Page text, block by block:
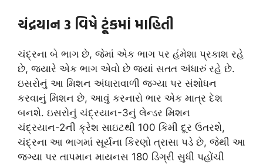
ચંદ્રયાન 3 વિષે ટૂંકમાં માહિતી
ચંદ્રના બે ભાગ છે, જેમાં એક ભાગ પર હંમેશા પ્રકાશ રહે
છે, જ્યારે એક ભાગ એવો છે જ્યાં સતત અંધારું રહે છે.
ઇસરોનું આ મિશન અંધારાવાળી જગ્યા પર સંશોધન
કરવાનું મિશન છે, આવું કરનારો ભાર એક માત્ર દેશ
બનશે. ઇસરોનું ચંદ્રયાન-3નું લેન્ડર મિશન
ચંદ્રયાન-2ની ક્રેશ સાઇટથી 100 કિમી દૂર ઉતરશે,
ચંદ્રના આ ભાગમાં સૂર્યના કિરણો ત્રાસા પડે છે, જેથી આ
જગ્યા પર તાપમાન માયનસ 180 ડિગ્રી સુધી પહોંચી